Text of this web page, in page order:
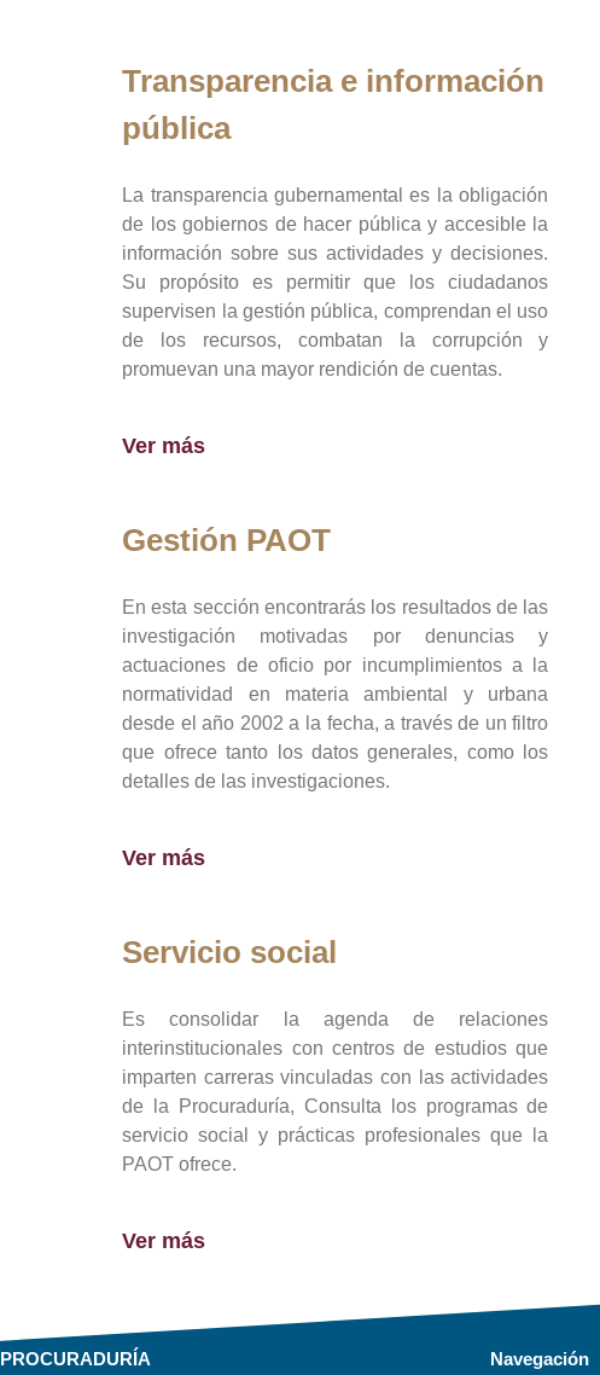
Transparencia e información
pública
La transparencia gubernamental es la obligación
de los gobiernos de hacer pública y accesible la
información sobre sus actividades y decisiones.
Su propósito es permitir que los ciudadanos
supervisen la gestión pública, comprendan el uso
de los recursos, combatan la corrupción y
promuevan una mayor rendición de cuentas.
Ver más
Gestión PAOT
En esta sección encontrarás los resultados de las
investigación motivadas por denuncias y
actuaciones de oficio por incumplimientos a la
normatividad en materia ambiental y urbana
desde el año 2002 a la fecha, a través de un filtro
que ofrece tanto los datos generales, como los
detalles de las investigaciones.
Ver más
Servicio social
Es consolidar la agenda de relaciones
interinstitucionales con centros de estudios que
imparten carreras vinculadas con las actividades
de la Procuraduría, Consulta los programas de
servicio social y prácticas profesionales que la
PAOT ofrece.
Ver más
PROCURADURÍA Navegación